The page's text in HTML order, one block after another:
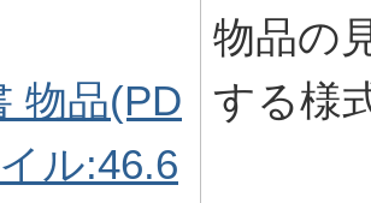
物品(PD
ル:46.6
物品の
する様